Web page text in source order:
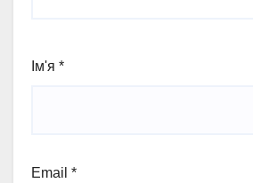
Ім'я *
Email *